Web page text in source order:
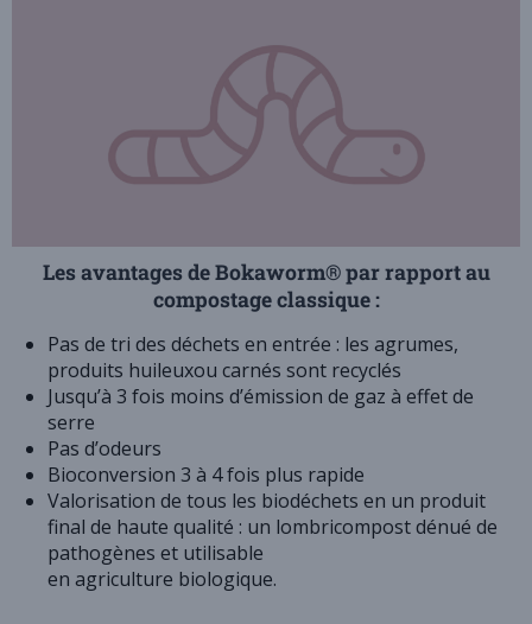
Les avantages de Bokaworm® par rapport au
compostage classique :
Pas de tri des déchets en entrée : les agrumes,
produits huileuxou carnés sont recyclés
Jusqu’à 3 fois moins d’émission de gaz à effet de
serre
Pas d’odeurs
Bioconversion 3 à 4 fois plus rapide
Valorisation de tous les biodéchets en un produit
final de haute qualité : un lombricompost dénué de
pathogènes et utilisable
en agriculture biologique.